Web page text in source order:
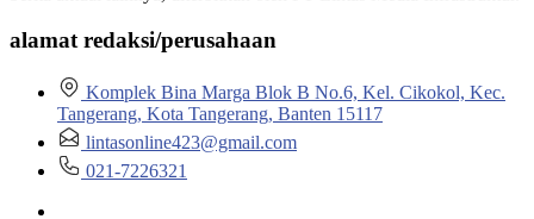
alamat redaksi/perusahaan
Komplek Bina Marga Blok B No.6, Kel. Cikokol, Kec.
Tangerang, Kota Tangerang, Banten 15117
lintasonline423@gmail.com
021-7226321